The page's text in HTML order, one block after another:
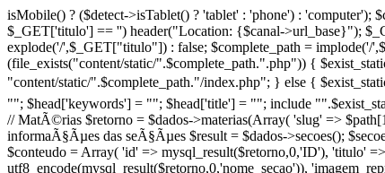
isMobile() ? ($detect->isTablet() ? 'tablet' : 'phone') :
$_GET['titulo'] == '') header("Location: {$canal->url_base}");
explode('/',$_GET["titulo"]) : false; $complete_path = implode('/
(file_exists("content/static/".$complete_path.".php")) {
"content/static/".$complete_path."/index.php"; } else {
""; $head['keywords'] = ""; $head['title'] = ""; include
// MatÃ©rias $retorno = $dados->materias(Array( 'slug' =>
informaÃ§Ãµes das seÃ§Ãµes $result = $dados->secoes();
$conteudo = Array( 'id' => mysql_result($retorno,0,'ID'), 'titulo'
utf8_encode(mysql_result($retorno,0,'nome_secao')),